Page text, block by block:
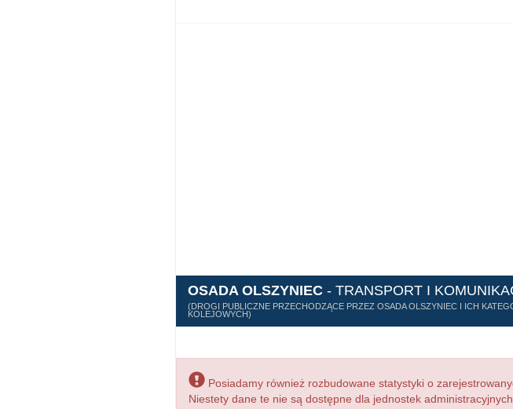
OSADA OLSZYNIEC - TRANSPORT I
(DROGI PUBLICZNE PRZECHODZĄCE PRZEZ OSADA OLSZYNIEC I ICH
KOLEJOWYCH)
Posiadamy również rozbudowane statystyki o
Niestety dane te nie są dostępne dla jednostek